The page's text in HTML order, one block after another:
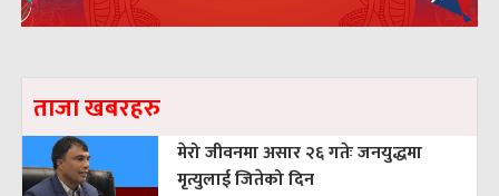
ताजा खबरहरु
मेरो जीवनमा असार २६ गतेः जनयुद्धमा
मृत्युलाई जितेको दिन